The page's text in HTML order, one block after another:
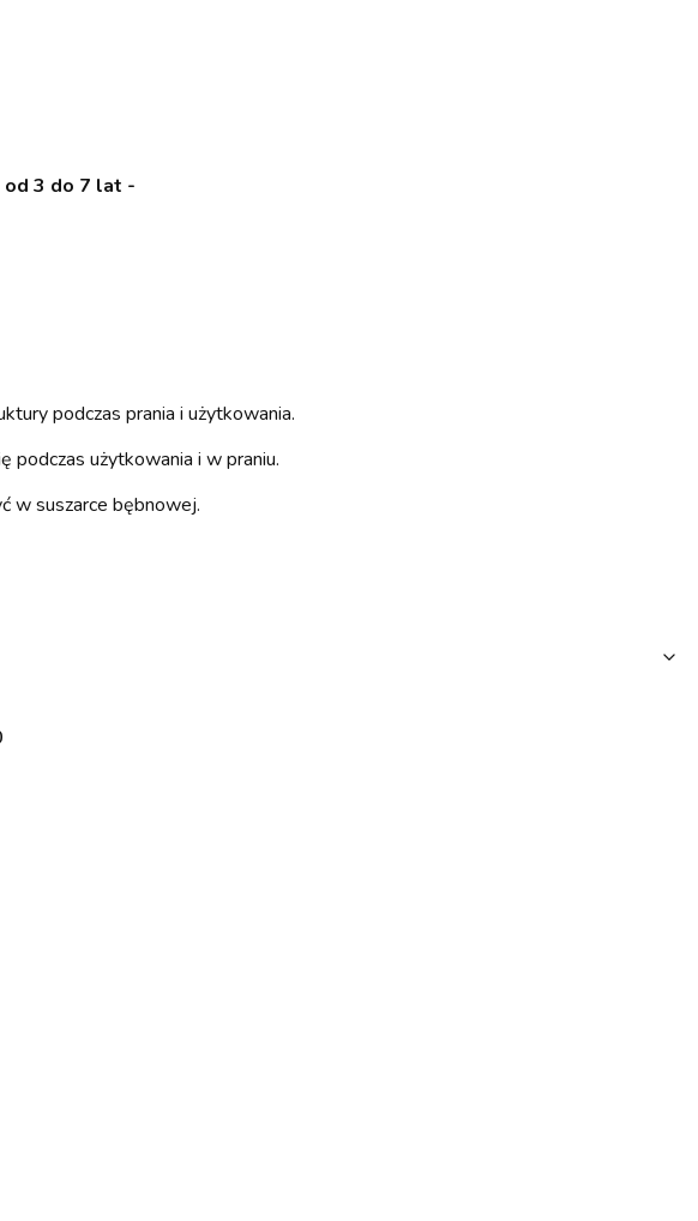
od 3 do 7 lat -
podczas prania i użytkowania.
podczas użytkowania i w praniu.
w suszarce bębnowej.